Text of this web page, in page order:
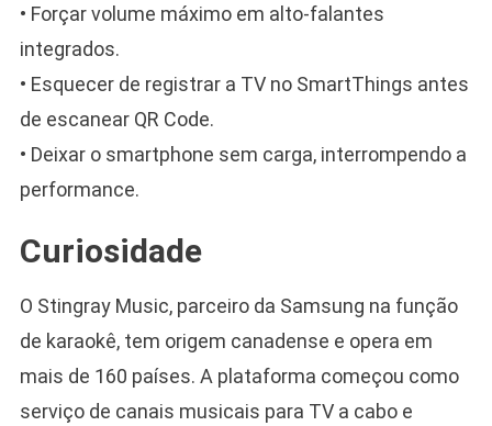
• Forçar volume máximo em alto-falantes
integrados.
• Esquecer de registrar a TV no SmartThings antes
de escanear QR Code.
• Deixar o smartphone sem carga, interrompendo a
performance.
Curiosidade
O Stingray Music, parceiro da Samsung na função
de karaokê, tem origem canadense e opera em
mais de 160 países. A plataforma começou como
serviço de canais musicais para TV a cabo e